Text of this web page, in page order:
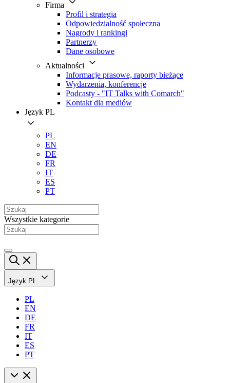
Firma
Profil i strategia
Odpowiedzialność społeczna
Nagrody i rankingi
Partnerzy
Dane osobowe
Aktualności
Informacje prasowe, raporty bieżące
Wydarzenia, konferencje
Podcasty - "IT Talks with Comarch"
Kontakt dla mediów
Język PL
PL
EN
DE
FR
IT
ES
PT
Wszystkie kategorie
Język PL
PL
EN
DE
FR
IT
ES
PT